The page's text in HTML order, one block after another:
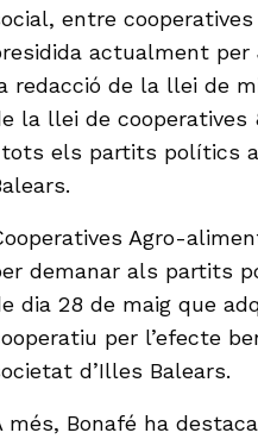
entre
actualment per
redacció de la llei de
la llei de cooperatives
els partits polítics
Agro-
demanar als partits
dia 28 de maig que
per l’efecte
d’Illes Balears.
més, Bonafé ha